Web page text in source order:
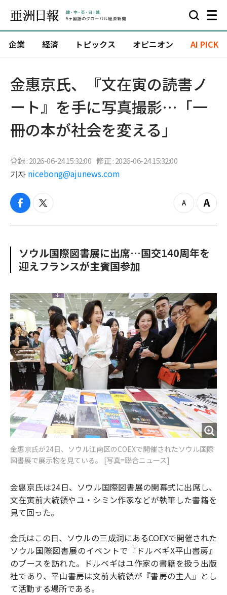
企業 経済 トピックス オピニオン AI PICK
金惠京氏、『文在寅の読書ノ
ート』を手に写真撮影…「一
冊の本が社会を変える」
登録 : 2026-06-24 15:32:00 修正 : 2026-06-24 15:32:00
기자 nicebong@ajunews.com
f
c
o
o
t
i
e
r
z
o
u
Z
o
n
ソウル国際図書展に出席…国交140周年を
迎えフランスが主賓国参加
金惠京氏が24日、ソウル江南区のCOEXで開催されたソウル国際
図書展で展示物を見ている。 [写真=聯合ニュース]
金惠京氏は24日、ソウル国際図書展の開幕式に出席し、
文在寅前大統領やユ・シミン作家などが執筆した書籍を
見て回った。
金氏はこの日、ソウルの三成洞にあるCOEXで開催された
ソウル国際図書展のイベントで『ドルベギX平山書房』
のブースを訪れた。ドルベギはユ作家の書籍を扱う出版
社であり、平山書房は文前大統領が『書房の主人』とし
て活動する場所である。